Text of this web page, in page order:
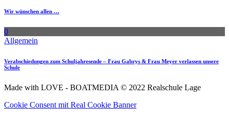
Wir wünschen allen …
0
Allgemein
Verabschiedungen zum Schuljahresende – Frau Gabrys & Frau Meyer verlassen unsere
Schule
Made with LOVE - BOATMEDIA © 2022 Realschule Lage
Cookie Consent mit Real Cookie Banner